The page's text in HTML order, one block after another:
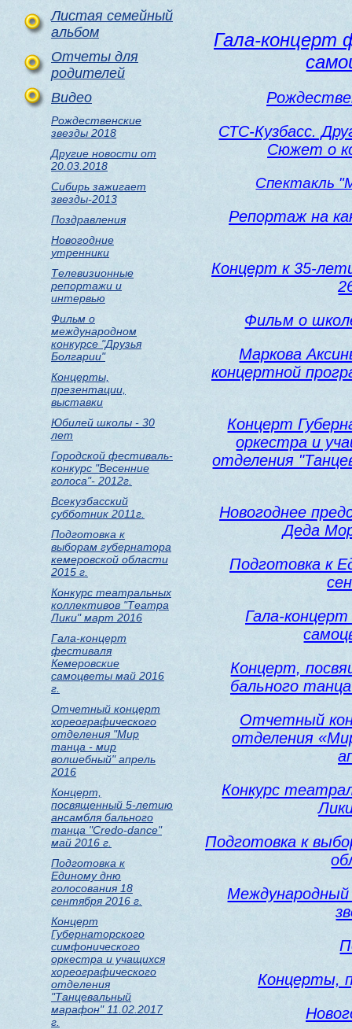
Листая семейный
альбом
Отчеты для
родителей
Видео
Рождественские
звезды 2018
Другие новости от
20.03.2018
Сибирь зажигает
звезды-2013
Поздравления
Новогодние
утренники
Телевизионные
репортажи и
интервью
Фильм о
международном
конкурсе "Друзья
Болгарии"
Концерты,
презентации,
выставки
Юбилей школы - 30
лет
Городской фестиваль-
конкурс "Весенние
голоса"- 2012г.
Всекузбасский
субботник 2011г.
Подготовка к
выборам губернатора
кемеровской области
2015 г.
Конкурс театральных
коллективов "Театра
Лики" март 2016
Гала-концерт
фестиваля
Кемеровские
самоцветы май 2016
г.
Отчетный концерт
хореографического
отделения "Мир
танца - мир
волшебный" апрель
2016
Концерт,
посвященный 5-летию
ансамбля бального
танца "Credo-dance"
май 2016 г.
Подготовка к
Единому дню
голосования 18
сентября 2016 г.
Концерт
Губернаторского
симфонического
оркестра и учащихся
хореографического
отделения
"Танцевальный
марафон" 11.02.2017
г.
Гала-концерт
СТС-Кузбасс.
Сюжет о
Спектакль
Репортаж на
Концерт к 35-
Фильм о
Маркова
концертной
Концерт
оркестра и
отделения
Новогоднее
Деда
Подготовка к
Гала-
Концерт,
бального
Отчетный
отделения
Конкурс
Подготовка к
Международный
Концерты,